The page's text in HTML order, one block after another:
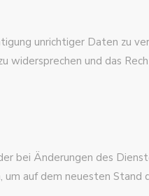
unrichtiger Daten zu
widersprechen und das
bei Änderungen des
auf dem neuesten Stand